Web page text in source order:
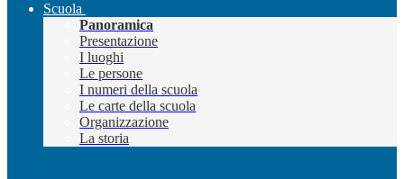
Scuola
Panoramica
Presentazione
I luoghi
Le persone
I numeri della scuola
Le carte della scuola
Organizzazione
La storia